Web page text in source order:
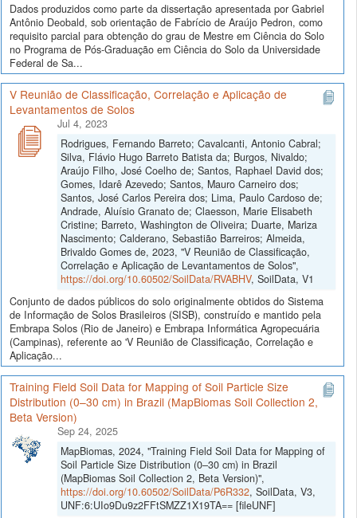
Dados produzidos como parte da dissertação apresentada por Gabriel
Antônio Deobald, sob orientação de Fabrício de Araújo Pedron, como
requisito parcial para obtenção do grau de Mestre em Ciência do Solo
no Programa de Pós-Graduação em Ciência do Solo da Universidade
Federal de Sa...
V Reunião de Classificação, Correlação e Aplicação de
Levantamentos de Solos
Jul 4, 2023
Rodrigues, Fernando Barreto; Cavalcanti, Antonio Cabral;
Silva, Flávio Hugo Barreto Batista da; Burgos, Nivaldo;
Araújo Filho, José Coelho de; Santos, Raphael David dos;
Gomes, Idarê Azevedo; Santos, Mauro Carneiro dos;
Santos, José Carlos Pereira dos; Lima, Paulo Cardoso de;
Andrade, Aluísio Granato de; Claesson, Marie Elisabeth
Cristine; Barreto, Washington de Oliveira; Duarte, Mariza
Nascimento; Calderano, Sebastião Barreiros; Almeida,
Brivaldo Gomes de, 2023, "V Reunião de Classificação,
Correlação e Aplicação de Levantamentos de Solos",
https://doi.org/10.60502/SoilData/RVABHV, SoilData, V1
Conjunto de dados públicos do solo originalmente obtidos do Sistema
de Informação de Solos Brasileiros (SISB), construído e mantido pela
Embrapa Solos (Rio de Janeiro) e Embrapa Informática Agropecuária
(Campinas), referente ao 'V Reunião de Classificação, Correlação e
Aplicação...
Training Field Soil Data for Mapping of Soil Particle Size
Distribution (0–30 cm) in Brazil (MapBiomas Soil Collection 2,
Beta Version)
Sep 24, 2025
MapBiomas, 2024, "Training Field Soil Data for Mapping of
Soil Particle Size Distribution (0–30 cm) in Brazil
(MapBiomas Soil Collection 2, Beta Version)",
https://doi.org/10.60502/SoilData/P6R332, SoilData, V3,
UNF:6:UIo9Du9z2FFtSMZZ1X19TA== [fileUNF]